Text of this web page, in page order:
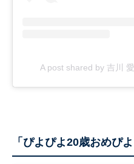
A post shared by 吉川
「ぴよぴよ20歳おめぴよ